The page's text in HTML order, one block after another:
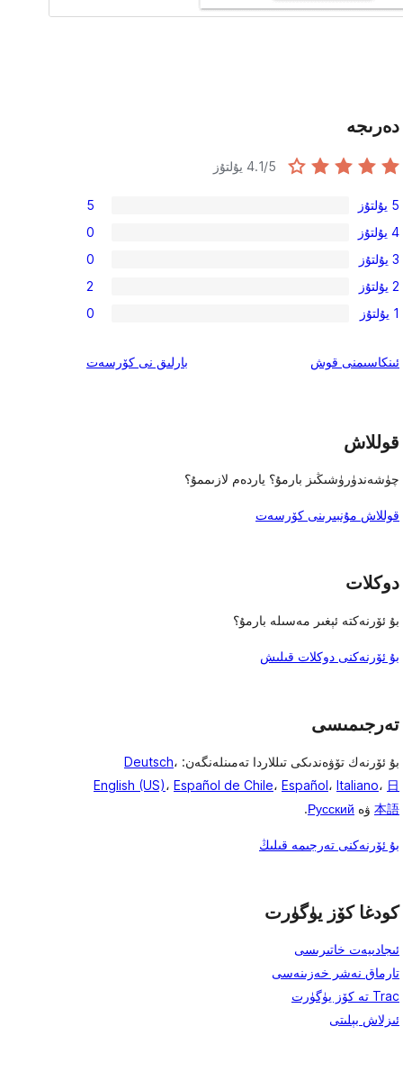
دەرىجە
4.1/5 يۇلتۇز
5
5-
يۇلتۇز
باھالاش
5 يۇلتۇز 5
0
4-
يۇلتۇز
باھالاش
4 يۇلتۇز 0
0
3-
يۇلتۇز
3 يۇلتۇز 0
2
2-
باھالاش
2 يۇلتۇز 2
0
يۇلتۇز
1 يۇلتۇز 0
ئىنكاسىمنى قوش بارلىق ئىنكاس
نى كۆرسەت
قوللاش
چۈشەندۈرۈشىڭىز بارمۇ؟ ياردەم لازىممۇ؟
قوللاش مۇنبىرىنى كۆرسەت
دوكلات
بۇ ئۆرنەكتە ئېغىر مەسىلە بارمۇ؟
بۇ ئۆرنەكنى دوكلات قىلىش
تەرجىمىسى
بۇ ئۆرنەك تۆۋەندىكى تىللاردا تەمىنلەنگەن: Deutsch،
English (US)، Español de Chile، Español، Italiano، 日
本語 ۋە Русский
.
بۇ ئۆرنەكنى تەرجىمە قىلىڭ
كودغا كۆز يۈگۈرت
ئىجادىيەت خاتىرىسى
تارماق نەشر خەزىنەسى
Trac تە كۆز يۈگۈرت
ئىزلاش بېلىتى